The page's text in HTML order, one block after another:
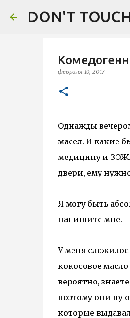
DON'T
февраля 10, 2017
Однажды
масел. И какие
медицину и ЗОЖ.
двери, ему
Я могу быть
напишите мне.
У меня
кокосовое
вероятно, знаете,
поэтому они ну
которые